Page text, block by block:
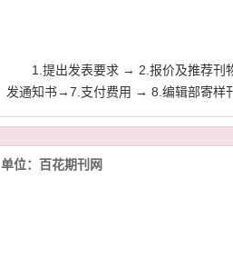
1.提出发表要求 → 2.报价及推荐
发通知书→7.支付费用 → 8.编辑部寄样
单位：百花期刊网